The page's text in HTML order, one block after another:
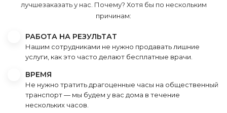
лучшезаказать у нас. Почему? Хотя бы по нескольким
причинам:
РАБОТА НА РЕЗУЛЬТАТ
Нашим сотрудниками не нужно продавать лишние
услуги, как это часто делают бесплатные врачи.
ВРЕМЯ
Не нужно тратить драгоценные часы на общественный
транспорт — мы будем у вас дома в течение
нескольких часов.